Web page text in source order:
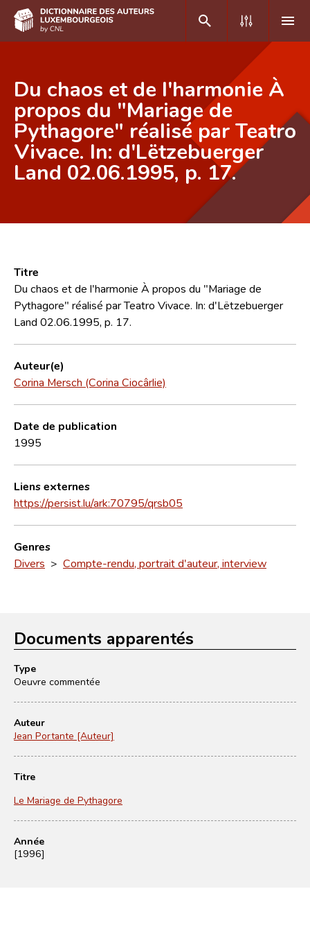
DE FR
Accueil
Auteur(e)s A-Z
Recherche avancée
Équipe scientifique
Contact
Du chaos et de l'harmonie À
propos du "Mariage de
Pythagore" réalisé par Teatro
Vivace. In: d'Lëtzebuerger
Land 02.06.1995, p. 17.
Titre
Du chaos et de l'harmonie À propos du "Mariage de
Pythagore" réalisé par Teatro Vivace. In: d'Lëtzebuerger
Land 02.06.1995, p. 17.
Auteur(e)
Corina Mersch (Corina Ciocârlie)
Date de publication
1995
Liens externes
https://persist.lu/ark:70795/qrsb05
Genres
Divers > Compte-rendu, portrait d'auteur, interview
Documents apparentés
Type
Oeuvre commentée
Auteur
Jean Portante [Auteur]
Titre
Le Mariage de Pythagore
Année
[1996]